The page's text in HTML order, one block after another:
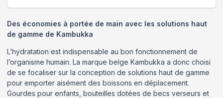
Des économies à portée de main avec les solutions haut
de gamme de Kambukka
L’hydratation est indispensable au bon fonctionnement de
l’organisme humain. La marque belge Kambukka a donc choisi
de se focaliser sur la conception de solutions haut de gamme
pour emporter aisément des boissons en déplacement.
Gourdes pour enfants, bouteilles dotées de becs verseurs et